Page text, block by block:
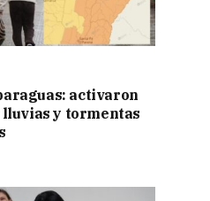
activaron
y tormentas